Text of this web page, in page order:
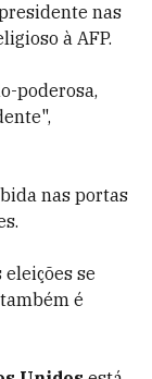
nas
à AFP.
poderosa,
nas portas
se
é